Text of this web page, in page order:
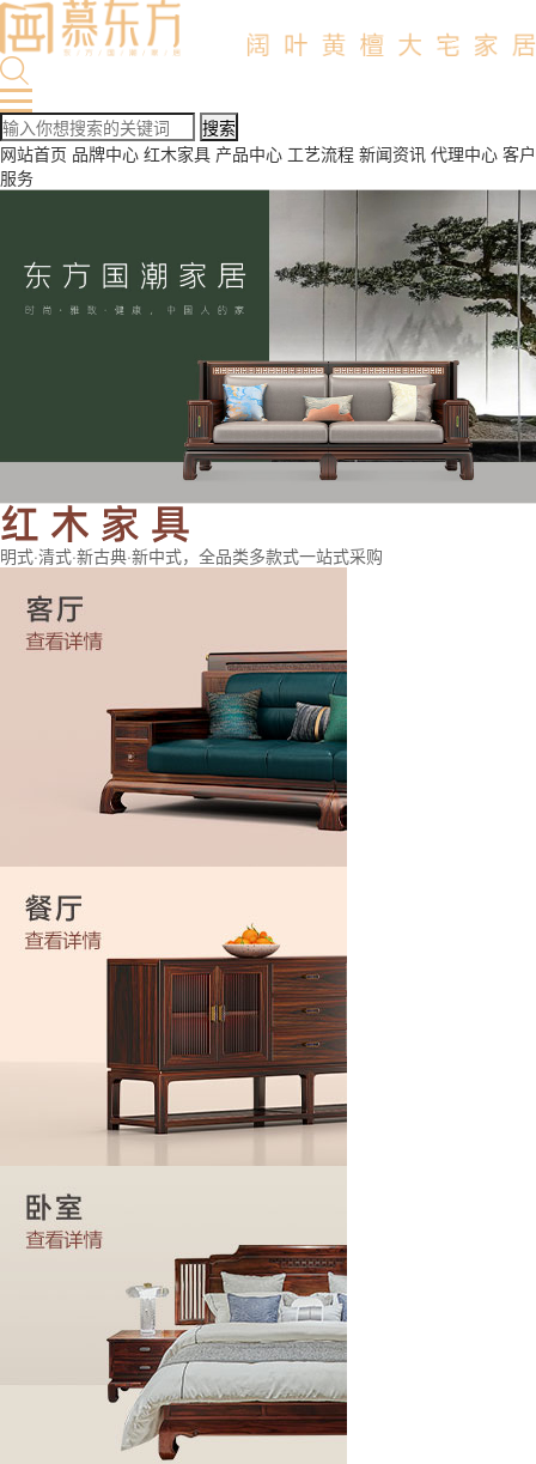
网站首页 品牌中心 红木家具 产品中心 工艺流程 新闻资讯 代理中心 客户
服务
明式·清式·新古典·新中式，全品类多款式一站式采购